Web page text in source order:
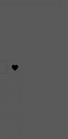
favorite